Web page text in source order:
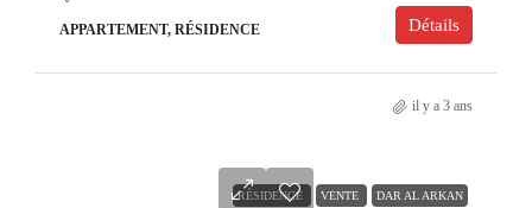
APPARTEMENT, RÉSIDENCE Détails
il y a 3 ans
RÉSIDENCE VENTE DAR AL ARKAN